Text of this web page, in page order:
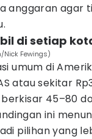
anggaran agar
di setiap
Fewings)
umum di
atau sekitar
45–80
ini
pilihan yang